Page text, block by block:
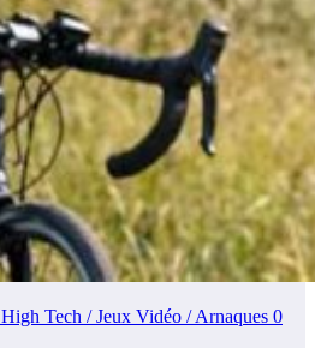
Tech / Jeux Vidéo / Arnaques 0